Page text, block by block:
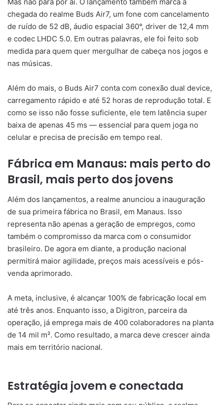
chegada do realme Buds Air7, um fone com cancelamento
de ruído de 52 dB, áudio espacial 360°, driver de 12,4 mm
e codec LHDC 5.0. Em outras palavras, ele foi feito sob
medida para quem quer mergulhar de cabeça nos jogos e
nas músicas.
Além do mais, o Buds Air7 conta com conexão dual device,
carregamento rápido e até 52 horas de reprodução total. E
como se isso não fosse suficiente, ele tem latência super
baixa de apenas 45 ms — essencial para quem joga no
celular e precisa de precisão em tempo real.
Fábrica em Manaus: mais perto do
Brasil, mais perto dos jovens
Além dos lançamentos, a realme anunciou a inauguração
de sua primeira fábrica no Brasil, em Manaus. Isso
representa não apenas a geração de empregos, como
também o compromisso da marca com o consumidor
brasileiro. De agora em diante, a produção nacional
permitirá maior agilidade, preços mais acessíveis e pós-
venda aprimorado.
A meta, inclusive, é alcançar 100% de fabricação local em
até três anos. Enquanto isso, a Digitron, parceira da
operação, já emprega mais de 400 colaboradores na planta
de 14 mil m². Como resultado, a marca deve crescer ainda
mais em território nacional.
Estratégia jovem e conectada